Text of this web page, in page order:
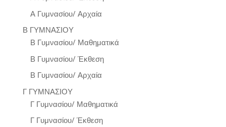
Α Γυμνασίου/ Αρχαία
Β ΓΥΜΝΑΣΙΟΥ
Β Γυμνασίου/ Μαθηματικά
Β Γυμνασίου/ Έκθεση
Β Γυμνασίου/ Αρχαία
Γ ΓΥΜΝΑΣΙΟΥ
Γ Γυμνασίου/ Μαθηματικά
Γ Γυμνασίου/ Έκθεση